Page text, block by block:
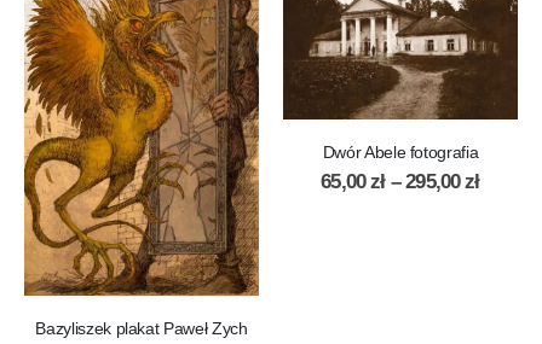
Bazyliszek plakat Paweł Zych
Dwór Abele fotografia
65,00zł – 295,00zł